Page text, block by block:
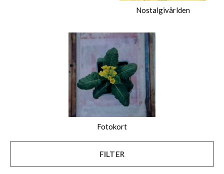
Nostalgivärlden
Fotokort
FILTER